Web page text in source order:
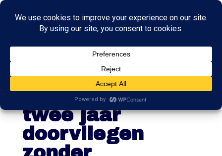
Schiphol mag
van kabinet
twee jaar
doorvliegen